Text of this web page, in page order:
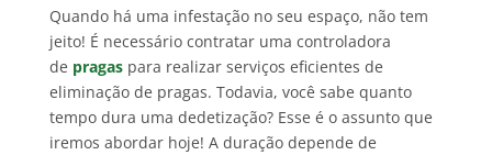
Quando há uma infestação no seu espaço, não tem
jeito! É necessário contratar uma controladora
de pragas para realizar serviços eficientes de
eliminação de pragas. Todavia, você sabe quanto
tempo dura uma dedetização? Esse é o assunto que
iremos abordar hoje! A duração depende de